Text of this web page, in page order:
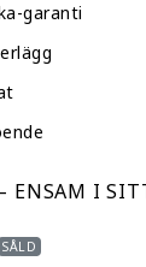
garanti
ENSAM I
SÅLD